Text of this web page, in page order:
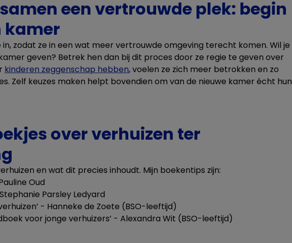
een vertrouwde plek: begin
kamer
zodat ze in een wat meer vertrouwde omgeving terecht komen. Wil je
geven? Betrek hen dan bij dit proces door ze regie te geven over
kinderen zeggenschap hebben, voelen ze zich meer betrokken en zo
Zelf keuzes maken helpt bovendien om van de nieuwe kamer écht hun
over verhuizen ter
en wat dit precies inhoudt. Mijn boekentips zijn:
Oud
Parsley Ledyard
- Hanneke de Zoete (BSO-leeftijd)
voor jonge verhuizers’ - Alexandra Wit (BSO-leeftijd)